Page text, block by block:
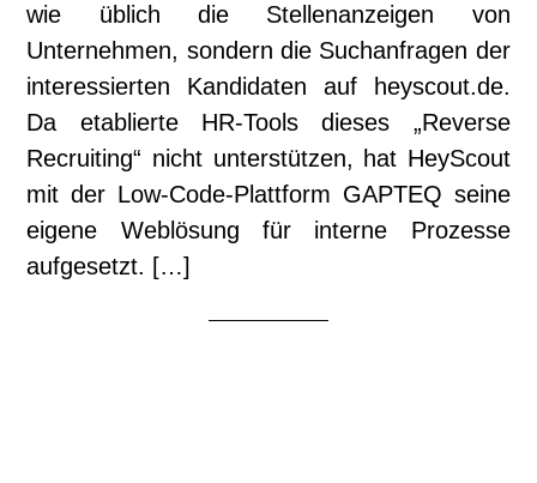
wie üblich die Stellenanzeigen von
Unternehmen, sondern die Suchanfragen der
interessierten Kandidaten auf heyscout.de.
Da etablierte HR-Tools dieses „Reverse
Recruiting“ nicht unterstützen, hat HeyScout
mit der Low-Code-Plattform GAPTEQ seine
eigene Weblösung für interne Prozesse
aufgesetzt. […]